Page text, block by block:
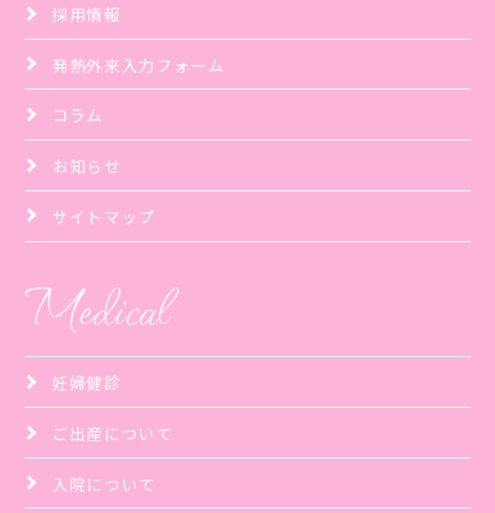
採用情報
発熱外来入力フォーム
コラム
お知らせ
サイトマップ
Medical
妊婦健診
ご出産について
入院について